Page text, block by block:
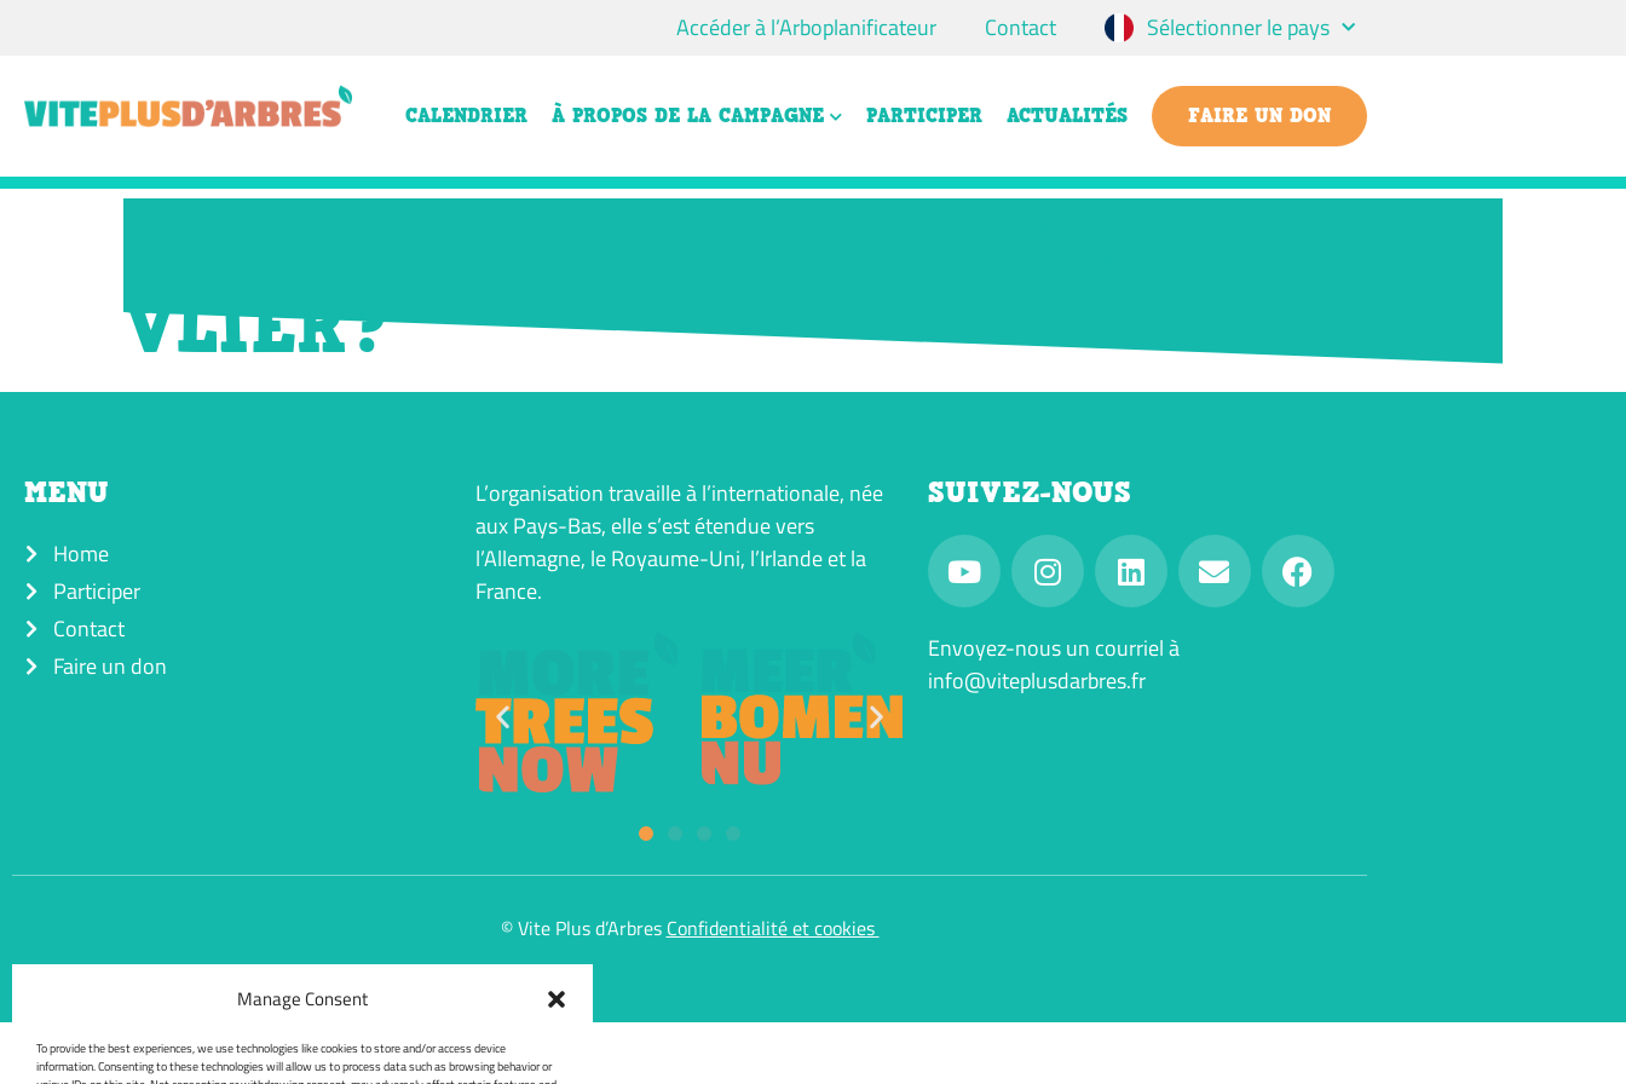
Manage Consent
To provide the best experiences, we use technologies like cookies to store and/or access device
information. Consenting to these technologies will allow us to process data such as browsing behavior or
Accéder à l’Arboplanificateur Contact Sélectionner le pays
CALENDRIER À PROPOS DE LA CAMPAGNE PARTICIPER ACTUALITÉS FAIRE UN DON
VLIER?
MENU
Home
Participer
Contact
Faire un don
L’organisation travaille à l’internationale, née
aux Pays-Bas, elle s’est étendue vers
l’Allemagne, le Royaume-Uni, l’Irlande et la
France.
SUIVEZ-NOUS
Envoyez-nous un courriel à
info@viteplusdarbres.fr
© Vite Plus d’Arbres Confidentialité et cookies